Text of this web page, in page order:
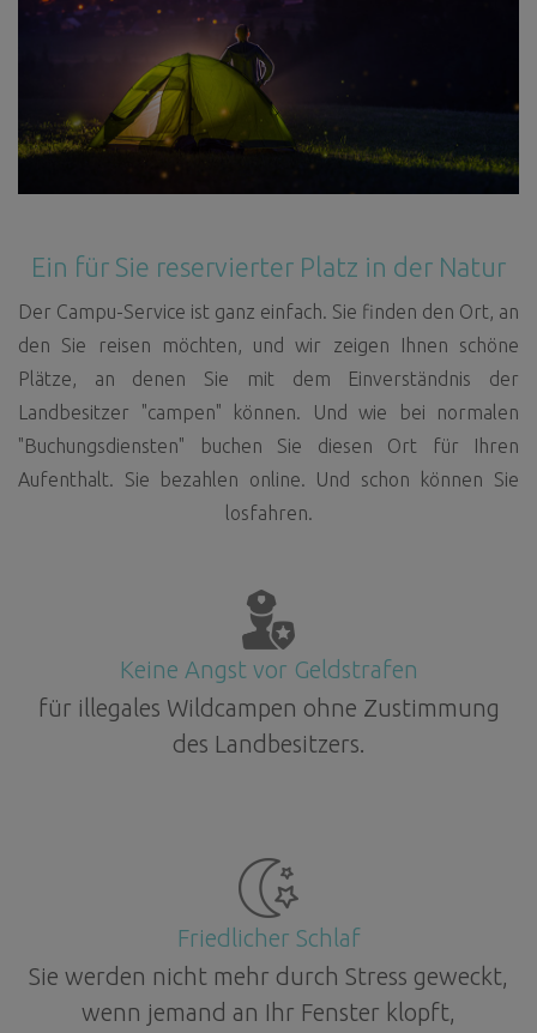
Ein für Sie reservierter Platz in der Natur
Der Campu-Service ist ganz einfach. Sie finden den Ort, an
den Sie reisen möchten, und wir zeigen Ihnen schöne
Plätze, an denen Sie mit dem Einverständnis der
Landbesitzer "campen" können. Und wie bei normalen
"Buchungsdiensten" buchen Sie diesen Ort für Ihren
Aufenthalt. Sie bezahlen online. Und schon können Sie
losfahren.
Keine Angst vor Geldstrafen
für illegales Wildcampen ohne Zustimmung
des Landbesitzers.
Friedlicher Schlaf
Sie werden nicht mehr durch Stress geweckt,
wenn jemand an Ihr Fenster klopft,